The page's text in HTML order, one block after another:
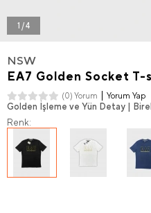
1 / 4
NSW
EA7 Golden Socket T-
(0) Yorum Yorum Yap
Golden İşleme ve Yün Detay |
Renk: